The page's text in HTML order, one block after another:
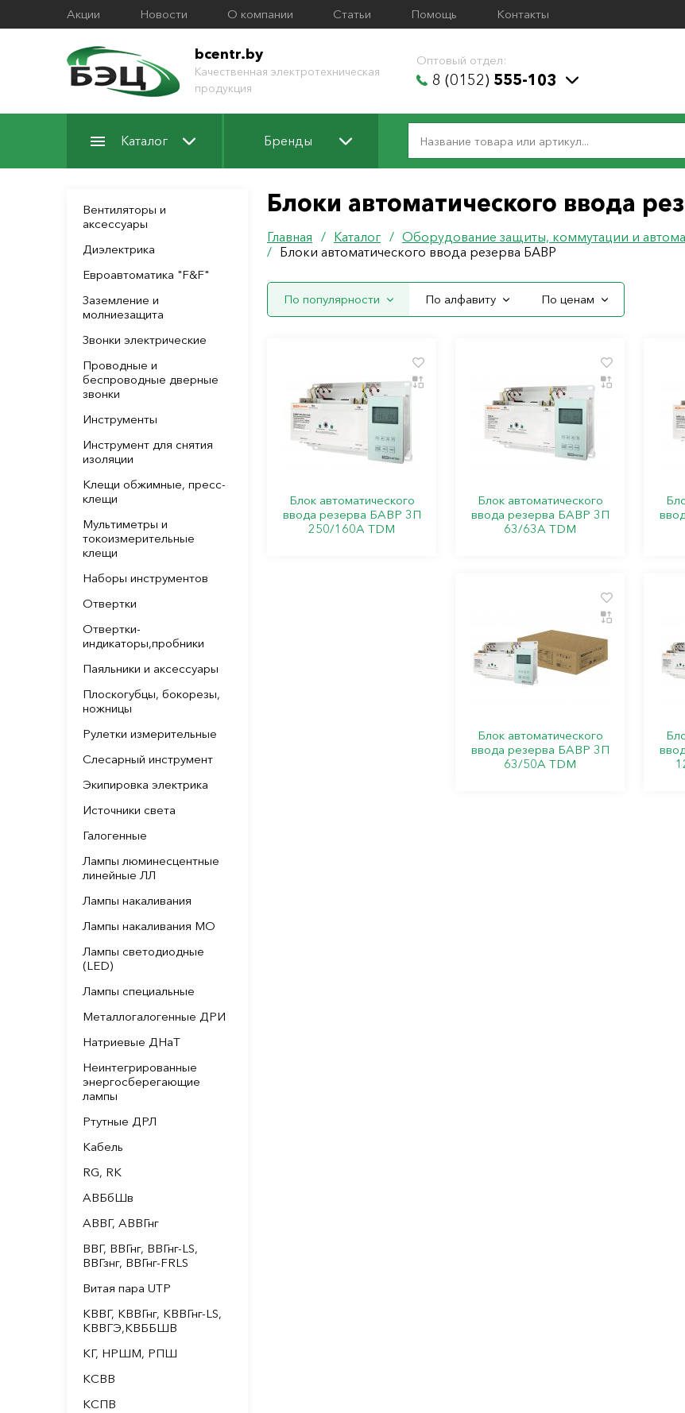
Акции Новости О компании Статьи Помощь Контакты
bcentr.by
Качественная электротехническая
продукция
Оптовый отдел:
8 (0152) 555-103
Каталог Бренды
Вентиляторы и
аксессуары
Диэлектрика
Евроавтоматика "F&F"
Заземление и
молниезащита
Звонки электрические
Проводные и
беспроводные дверные
звонки
Инструменты
Инструмент для снятия
изоляции
Клещи обжимные, пресс-
клещи
Мультиметры и
токоизмерительные
клещи
Наборы инструментов
Отвертки
Отвертки-
индикаторы,пробники
Паяльники и аксессуары
Плоскогубцы, бокорезы,
ножницы
Рулетки измерительные
Слесарный инструмент
Экипировка электрика
Источники света
Галогенные
Лампы люминесцентные
линейные ЛЛ
Лампы накаливания
Лампы накаливания МО
Лампы светодиодные
(LED)
Лампы специальные
Металлогалогенные ДРИ
Натриевые ДНаТ
Неинтегрированные
энергосберегающие
лампы
Ртутные ДРЛ
Кабель
RG, RK
АВБбШв
АВВГ, АВВГнг
ВВГ, ВВГнг, ВВГнг-LS,
ВВГзнг, ВВГнг-FRLS
Витая пара UTP
КВВГ, КВВГнг, КВВГнг-LS,
КВВГЭ,КВББШВ
КГ, НРШМ, РПШ
КСВВ
КСПВ
Блоки автоматического ввода
Главная / Каталог / Оборудование защиты, коммутации и
/ Блоки автоматического ввода резерва БАВР
По популярности По алфавиту По ценам
Блок автоматического
ввода резерва БАВР 3П
250/160А TDM
Блок автоматического
ввода резерва БАВР 3П
63/63А TDM
Блок автоматического
ввода резерва БАВР 3П
63/50А TDM